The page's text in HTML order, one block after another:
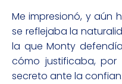
Me impresionó, y aún
se reflejaba la
la que Monty
cómo justificaba, por
secreto ante la